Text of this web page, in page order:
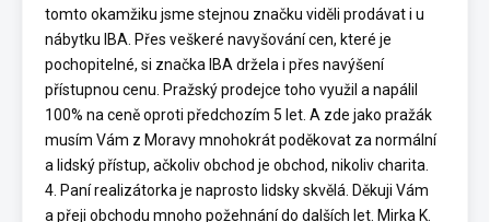
tomto okamžiku jsme stejnou značku viděli prodávat i u
nábytku IBA. Přes veškeré navyšování cen, které je
pochopitelné, si značka IBA držela i přes navýšení
přístupnou cenu. Pražský prodejce toho využil a napálil
100% na ceně oproti předchozím 5 let. A zde jako pražák
musím Vám z Moravy mnohokrát poděkovat za normální
a lidský přístup, ačkoliv obchod je obchod, nikoliv charita.
4. Paní realizátorka je naprosto lidsky skvělá. Děkuji Vám
a přeji obchodu mnoho požehnání do dalších let. Mirka K.